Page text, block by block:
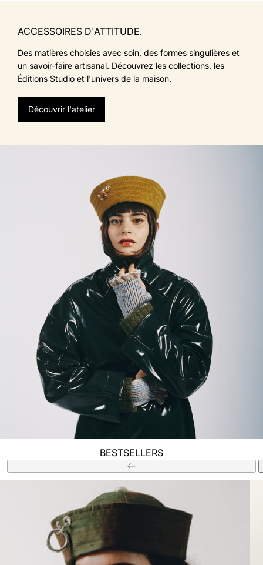
ACCESSOIRES D'ATTITUDE.
Des matières choisies avec soin, des formes singulières et
un savoir-faire artisanal. Découvrez les collections, les
Éditions Studio et l'univers de la maison.
Découvrir l'atelier
BESTSELLERS